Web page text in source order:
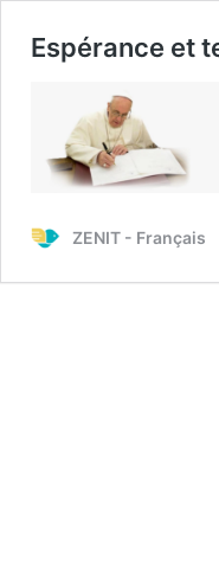
Espérance et
ZENIT - Français